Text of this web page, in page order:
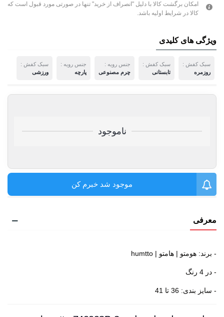
امکان برگشت کالا با دلیل "انصراف از خرید" تنها در صورتی مورد قبول است که
کالا در شرایط اولیه باشد.
ویژگی های کلیدی
سبک کفش :
روزمره
سبک کفش :
تابستانی
جنس رویه :
چرم مصنوعی
جنس رویه :
پارچه
سبک کفش :
ورزشی
ناموجود
موجود شد خبرم کن
معرفی
- برند: هومتو | هامتو | humtto
- در 4 رنگ
- سایز بندی: 36 تا 41